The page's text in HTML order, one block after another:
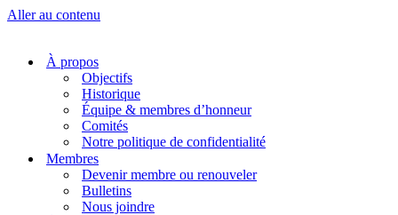
Aller au contenu
À propos
Objectifs
Historique
Équipe & membres d’honneur
Comités
Notre politique de confidentialité
Membres
Devenir membre ou renouveler
Bulletins
Nous joindre